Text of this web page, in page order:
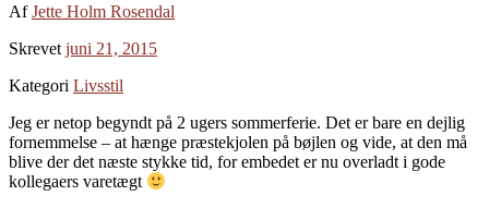
AfJette Holm Rosendal
Skrevet juni 21, 2015
Kategori Livsstil
Jeg er netop begyndt på 2 ugers sommerferie. Det er bare en dejlig
fornemmelse – at hænge præstekjolen på bøjlen og vide, at den må
blive der det næste stykke tid, for embedet er nu overladt i gode
kollegaers varetægt